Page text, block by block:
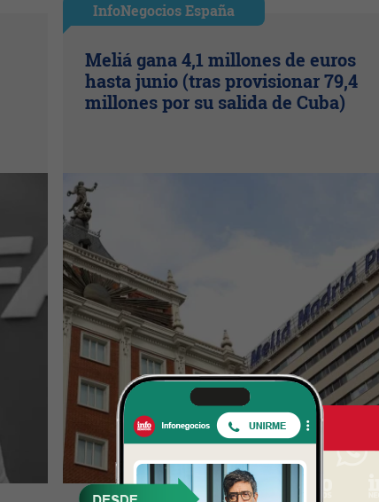
InfoNegocios España
Meliá gana 4,1 millones de euros
hasta junio (tras provisionar 79,4
millones por su salida de Cuba)